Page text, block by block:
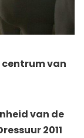
van
van de
2011